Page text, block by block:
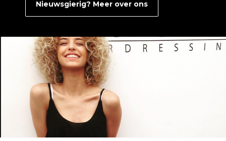
Nieuwsgierig? Meer over ons